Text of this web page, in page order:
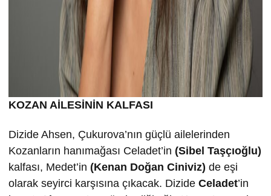
KOZAN AİLESİNİN KALFASI
Dizide Ahsen, Çukurova’nın güçlü ailelerinden
Kozanların hanımağası Celadet’in (Sibel Taşçıoğlu)
kalfası, Medet’in (Kenan Doğan Ciniviz) de eşi
olarak seyirci karşısına çıkacak. Dizide Celadet’in